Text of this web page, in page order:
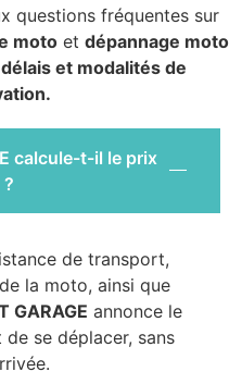
questions fréquentes sur
moto et dépannage moto
et modalités de
calcule-t-il le prix
de transport,
la moto, ainsi que
GARAGE annonce le
se déplacer, sans